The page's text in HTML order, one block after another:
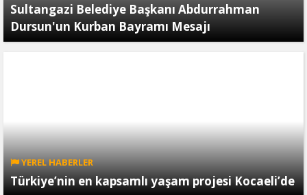
Sultangazi Belediye Başkanı Abdurrahman
Dursun'un Kurban Bayramı Mesajı
YEREL HABERLER
Türkiye’nin en kapsamlı yaşam projesi Kocaeli’de